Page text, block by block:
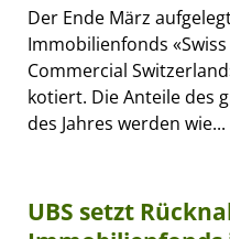
Der Ende März
Immobilienfonds «Swiss
Commercial
kotiert. Die Anteile des
des Jahres werden wie...
UBS setzt